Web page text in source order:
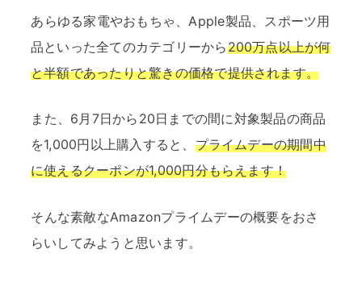
あらゆる家電やおもちゃ、Apple製品、スポーツ用
品といった全てのカテゴリーから200万点以上が何
と半額であったりと驚きの価格で提供されます。
また、6月7日から20日までの間に対象製品の商品
を1,000円以上購入すると、 プライムデーの期間中
に使えるクーポンが1,000円分もらえます！
そんな素敵なAmazonプライムデーの概要をおさ
らいしてみようと思います。